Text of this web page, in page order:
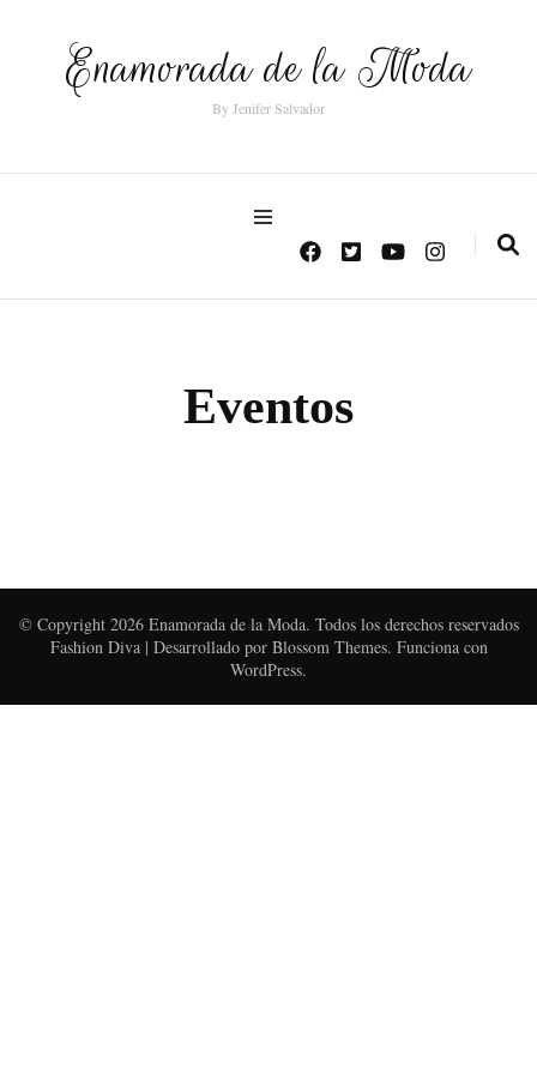
Enamorada de la Moda
By Jenifer Salvador
Eventos
© Copyright 2026 Enamorada de la Moda. Todos los derechos reservados
Fashion Diva | Desarrollado por Blossom Themes. Funciona con
WordPress.